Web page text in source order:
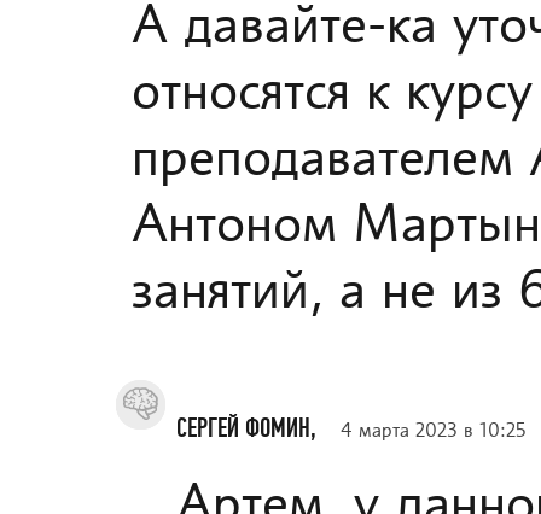
А давайте-ка
относятся к
преподавателем
Антоном
занятий, а не из
СЕРГЕЙ ФОМИН, 4 марта 2023 в 10:25